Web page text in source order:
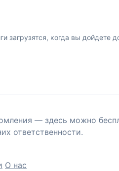
загрузятся, когда вы дойдете
— здесь можно
ответственности.
О нас